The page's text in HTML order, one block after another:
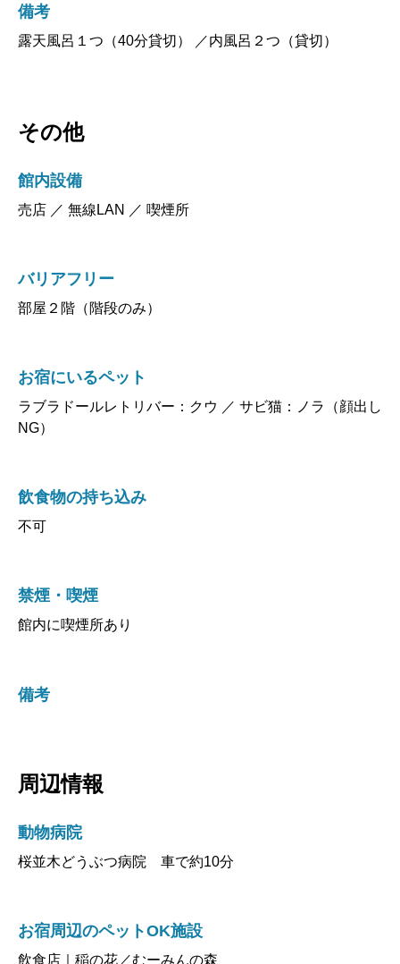
備考
露天風呂１つ（40分貸切） ／内風呂２つ（貸切）
その他
館内設備
売店 ／ 無線LAN ／ 喫煙所
バリアフリー
部屋２階（階段のみ）
お宿にいるペット
ラブラドールレトリバー：クウ ／ サビ猫：ノラ（顔出し
NG）
飲食物の持ち込み
不可
禁煙・喫煙
館内に喫煙所あり
備考
周辺情報
動物病院
桜並木どうぶつ病院 車で約10分
お宿周辺のペットOK施設
飲食店｜稲の花／むーみんの森